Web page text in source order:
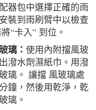
器包中選擇正確的雨
裝到雨刷臂中以檢查
“卡入” 到位。
璃： 使用內附擋風玻
潑水劑濕紙巾。用潑
璃。 讓擋 風玻璃處
鐘，然後用乾淨，乾
璃。